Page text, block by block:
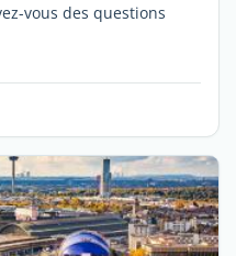
vous des questions